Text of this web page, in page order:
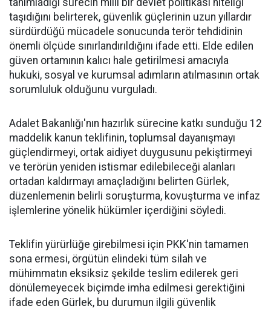
tanımladığı sürecin milli bir devlet politikası niteliği
taşıdığını belirterek, güvenlik güçlerinin uzun yıllardır
sürdürdüğü mücadele sonucunda terör tehdidinin
önemli ölçüde sınırlandırıldığını ifade etti. Elde edilen
güven ortamının kalıcı hale getirilmesi amacıyla
hukuki, sosyal ve kurumsal adımların atılmasının ortak
sorumluluk olduğunu vurguladı.
Adalet Bakanlığı'nın hazırlık sürecine katkı sunduğu 12
maddelik kanun teklifinin, toplumsal dayanışmayı
güçlendirmeyi, ortak aidiyet duygusunu pekiştirmeyi
ve terörün yeniden istismar edilebileceği alanları
ortadan kaldırmayı amaçladığını belirten Gürlek,
düzenlemenin belirli soruşturma, kovuşturma ve infaz
işlemlerine yönelik hükümler içerdiğini söyledi.
Teklifin yürürlüğe girebilmesi için PKK'nin tamamen
sona ermesi, örgütün elindeki tüm silah ve
mühimmatın eksiksiz şekilde teslim edilerek geri
dönülemeyecek biçimde imha edilmesi gerektiğini
ifade eden Gürlek, bu durumun ilgili güvenlik